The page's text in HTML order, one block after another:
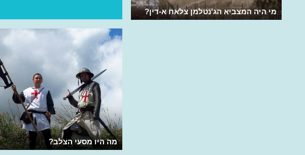
מי היה המצביא הג'נטלמן צלאח א-דין?
מה היו מסעי הצלב?